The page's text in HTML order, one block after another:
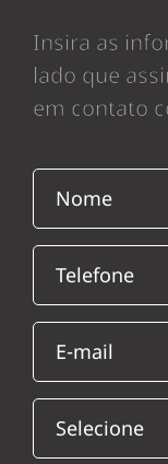
Insira as
lado que
em contato